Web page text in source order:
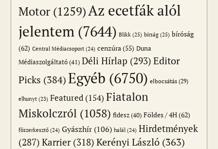
Motor (1259)Az ecetfák alól
jelentem (7644) Blikk (25) bírság (25) bíróság
(62) Central Médiacsoport (24) cenzúra (55) Duna
Médiaszolgáltató(41) Déli Hírlap (293) Editor
Picks (384)Egyéb (6750) elbocsátás (29)
elhunyt (23) Featured (154) Fiatalon
Miskolczról (1058) fidesz(40) Földes / 4H(62)
főszerkesztő (24) Gyászhír (106) halál (24) Hirdetmények
(287) Karrier(318) Kerényi László (363)